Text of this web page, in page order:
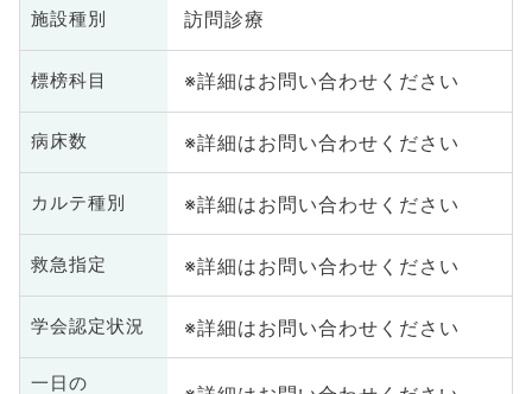
施設種別 訪問診療
標榜科目 ※詳細はお問い合わせください
病床数 ※詳細はお問い合わせください
カルテ種別 ※詳細はお問い合わせください
救急指定 ※詳細はお問い合わせください
学会認定状況 ※詳細はお問い合わせください
一日の